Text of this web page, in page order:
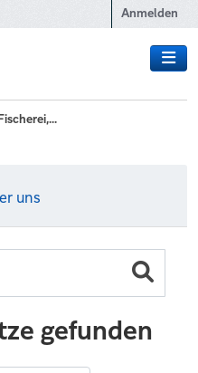
Anmelden
uns
gefunden